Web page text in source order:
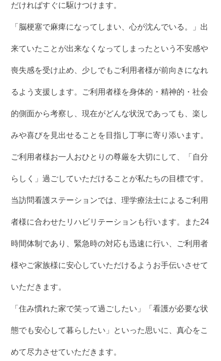
だければすぐに駆けつけます。
「脳梗塞で麻痺になってしまい、心が沈んでいる。」出
来ていたことが出来なくなってしまったという不安感や
喪失感を受け止め、少しでもご利用者様が前向きになれ
るよう支援します。ご利用者様を身体的・精神的・社会
的側面から考察し、現在がどんな状況であっても、楽し
みや喜びを見出せることを目指し丁寧に寄り添います。
ご利用者様お一人おひとりの尊厳を大切にして、「自分
らしく」過ごしていただけることが私たちの目標です。
当訪問看護ステーションでは、理学療法士によるご利用
者様に合わせたリハビリテーションも行います。また24
時間体制であり、緊急時の対応も迅速に行い、ご利用者
様やご家族様に安心していただけるようお手伝いさせて
いただきます。
「住み慣れた家で笑って過ごしたい」「看護が必要な状
態でも安心して暮らしたい」といった思いに、真心をこ
めて尽力させていただきます。